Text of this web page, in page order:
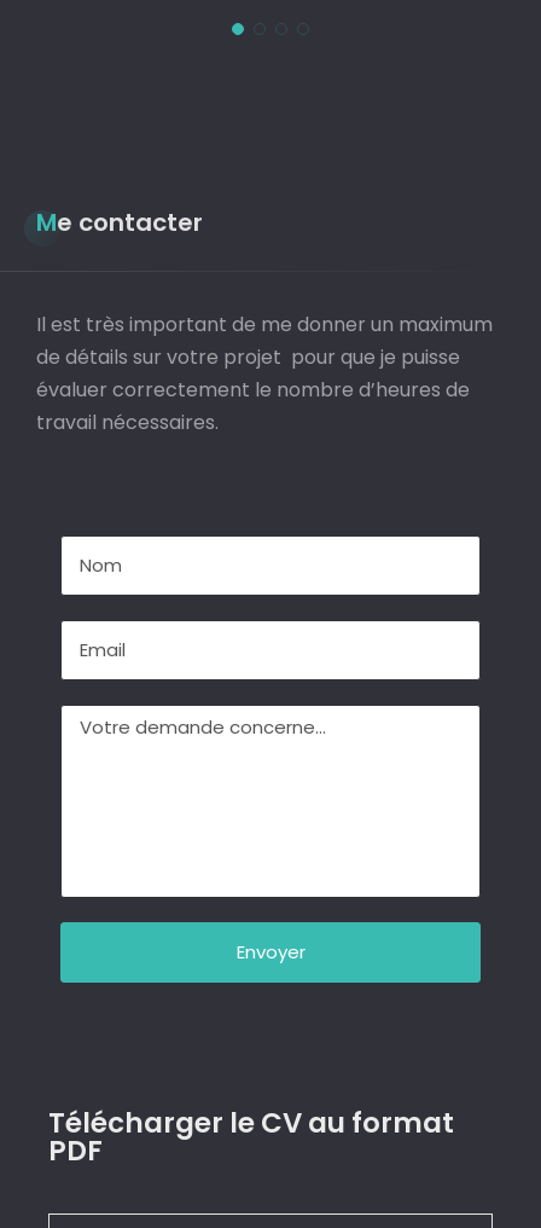
Me contacter
Il est très important de me donner un maximum
de détails sur votre projet pour que je puisse
évaluer correctement le nombre d’heures de
travail nécessaires.
Envoyer
Télécharger le CV au format
PDF